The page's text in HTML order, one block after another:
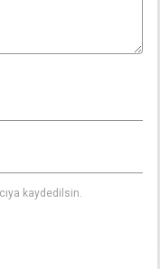
kaydedilsin.